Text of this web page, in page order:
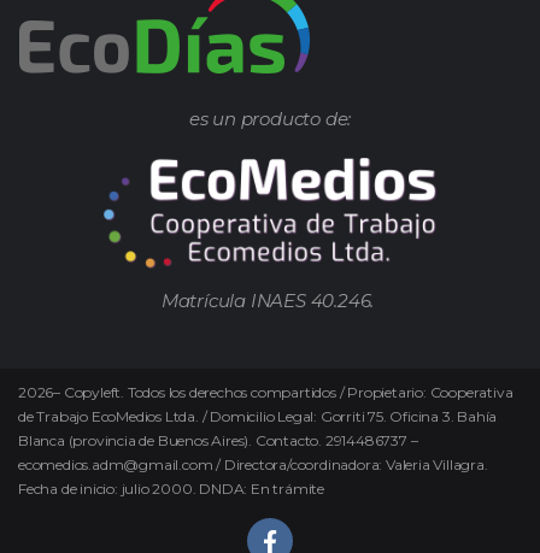
es un producto de:
Matrícula INAES 40.246.
2026– Copyleft. Todos los derechos compartidos / Propietario: Cooperativa
de Trabajo EcoMedios Ltda. / Domicilio Legal: Gorriti 75. Oficina 3. Bahía
Blanca (provincia de Buenos Aires). Contacto. 2914486737 –
ecomedios.adm@gmail.com / Directora/coordinadora: Valeria Villagra.
Fecha de inicio: julio 2000. DNDA: En trámite